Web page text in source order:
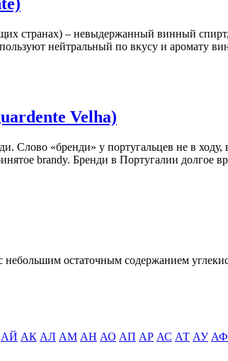
странах) – невыдержанный винный
нейтральный по вкусу и аромату
Velha)
Слово «бренди» у португальцев не в
brandy. Бренди в Португалии долгое
небольшим остаточным содержанием
АЙ АК АЛ АМ АН АО АП АР АС АТ АУ АФ